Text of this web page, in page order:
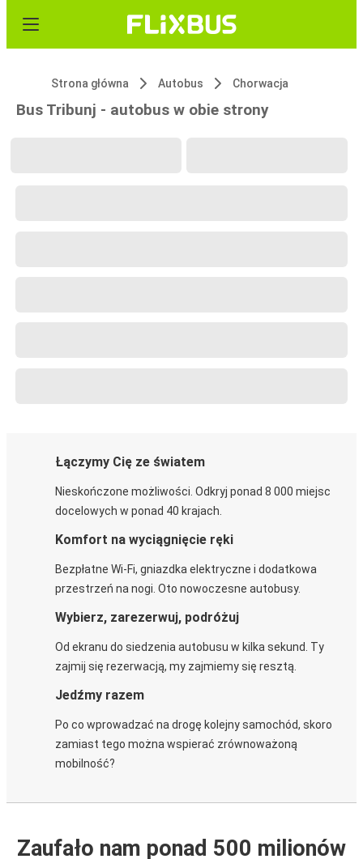
Strona główna Autobus Chorwacja
Bus Tribunj - autobus w obie strony
Łączymy Cię ze światem
Nieskończone możliwości. Odkryj ponad 8 000 miejsc
docelowych w ponad 40 krajach.
Komfort na wyciągnięcie ręki
Bezpłatne Wi-Fi, gniazdka elektryczne i dodatkowa
przestrzeń na nogi. Oto nowoczesne autobusy.
Wybierz, zarezerwuj, podróżuj
Od ekranu do siedzenia autobusu w kilka sekund. Ty
zajmij się rezerwacją, my zajmiemy się resztą.
Jedźmy razem
Po co wprowadzać na drogę kolejny samochód, skoro
zamiast tego można wspierać zrównoważoną
mobilność?
Zaufało nam ponad 500 milionów